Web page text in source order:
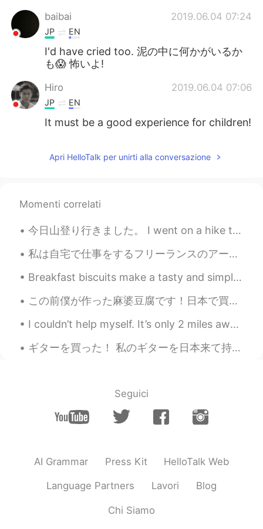
baibai 2019.06.04 07:24
JP EN
I'd have cried too. 泥の中に何かがいるか
も😱 怖いよ!
Hiro 2019.06.04 07:06
JP EN
It must be a good experience for children!
Apri HelloTalk per unirti alla conversazione
Momenti correlati
今日山登り行きました。 I went on a hike today. 今からシェアハウスの友達とビールテイスティングします、みんなに私の好きな箕面ビール買いました。 I bought s...
私は自宅で仕事をするフリーランスのアーティストです。 あなたはクリエイティブな仕事をしていますか？ 自分の作品に自信がないときにどのようにインスピレーションを得ますか？ Does anyone...
Breakfast biscuits make a tasty and simple start for a weekend. Sometimes you want something tast...
この前僕が作った麻婆豆腐です！日本で買った豆板醤、甜麵醬、鶏がらスープ、花椒で作りました。こういう材料は、イギリスのスーパーで簡単に手に入らないので、日本に行くといつも色んな材料や調味料を買って...
I couldn’t help myself. It’s only 2 miles away from my condo ❤️😂🙈☕️. And the weather is perfect!!!!
ギターを買った！ 私のギターを日本来て持たない。安いギターを見つけてうれしい I bought a cheap guitar today! it even had a speaker. I m...
Seguici
AI Grammar Press Kit HelloTalk Web
Language Partners Lavori Blog
Chi Siamo